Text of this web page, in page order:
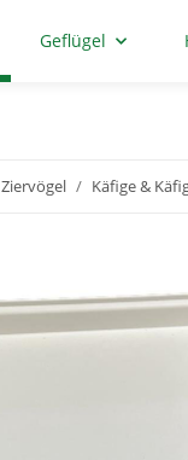
Geflügel
Ziervögel Käfige &